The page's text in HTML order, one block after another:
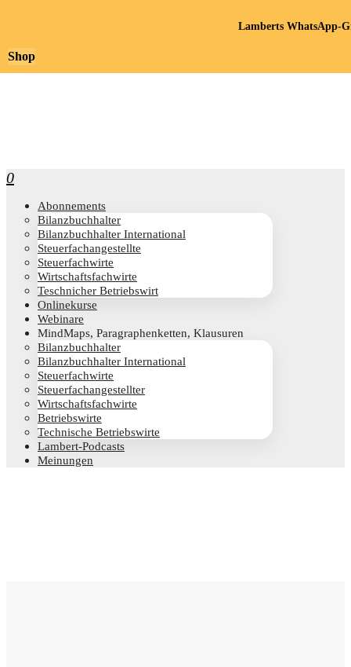
0
Abon­ne­ments
Bilanz­buch­hal­ter
Bilanz­buch­hal­ter International
Steu­er­fach­an­ge­stell­te
Steu­er­fach­wir­te
Wirt­schafts­fach­wir­te
Teschni­cher Betriebswirt
Online­kur­se
Web­i­na­re
Mind­Maps, Para­gra­phen­ket­ten, Klausuren
Bilanz­buch­hal­ter
Bilanz­buch­hal­ter International
Steu­er­fach­wir­te
Steu­er­fach­an­ge­stell­ter
Wirt­schafts­fach­wir­te
Betriebs­wir­te
Tech­ni­sche Betriebswirte
Lam­­bert-Pod­­casts
Mei­nun­gen
Shop
Lamberts WhatsApp-